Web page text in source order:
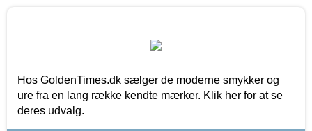
Hos GoldenTimes.dk sælger de moderne smykker og
ure fra en lang række kendte mærker. Klik her for at se
deres udvalg.